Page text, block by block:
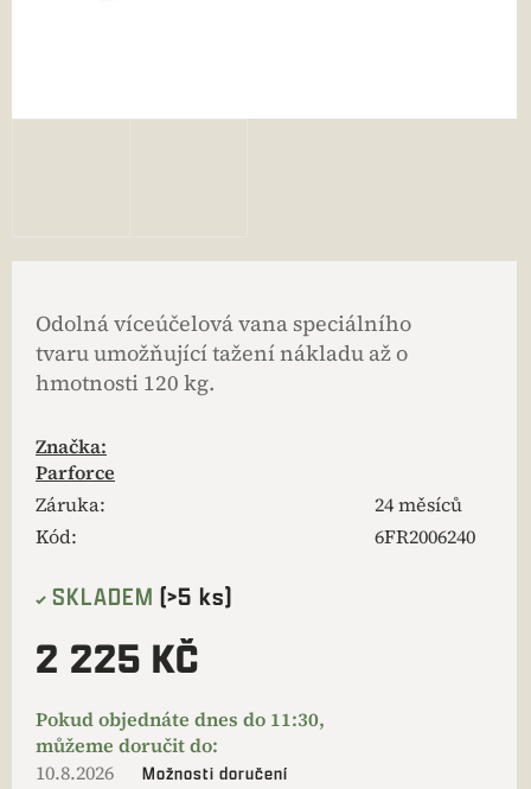
Odolná víceúčelová vana speciálního
tvaru umožňující tažení nákladu až o
hmotnosti 120 kg.
Značka:
Parforce
Záruka:
24 měsíců
Kód:
6FR2006240
SKLADEM (>5 ks)
2 225 KČ
10.8.2026 Možnosti doručení